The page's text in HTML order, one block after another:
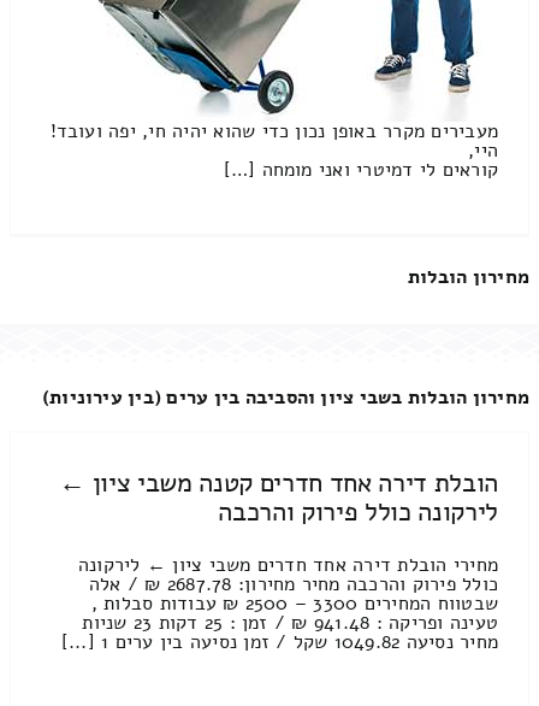
מעבירים מקרר באופן נכון כדי שהוא יהיה חי, יפה ועובד!
היי,
קוראים לי דמיטרי ואני מומחה […]
מחירון הובלות
מחירון הובלות בשבי ציון והסביבה בין ערים (בין עירוניות)
הובלת דירה אחד חדרים קטנה משבי ציון ←
לירקונה כולל פירוק והרכבה
מחירי הובלת דירה אחד חדרים משבי ציון ← לירקונה
כולל פירוק והרכבה מחיר מחירון: 2687.78 ₪ / אלה
שבטווח המחירים 3300 – 2500 ₪ עבודות סבלות ,
טעינה ופריקה : 941.48 ₪ / זמן : 25 דקות 23 שניות
מחיר נסיעה 1049.82 שקל / זמן נסיעה בין ערים 1 [...]